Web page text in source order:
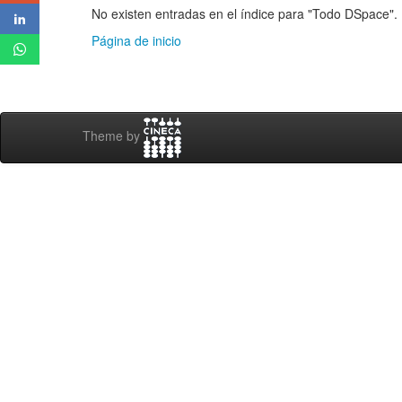
No existen entradas en el índice para "Todo DSpace".
Página de inicio
Theme by